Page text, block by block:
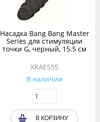
Насадка Bang Bang Master
Series для стимуляции
точки G, черный, 15.5 см
XRAE595
В наличии
В КОРЗИНУ